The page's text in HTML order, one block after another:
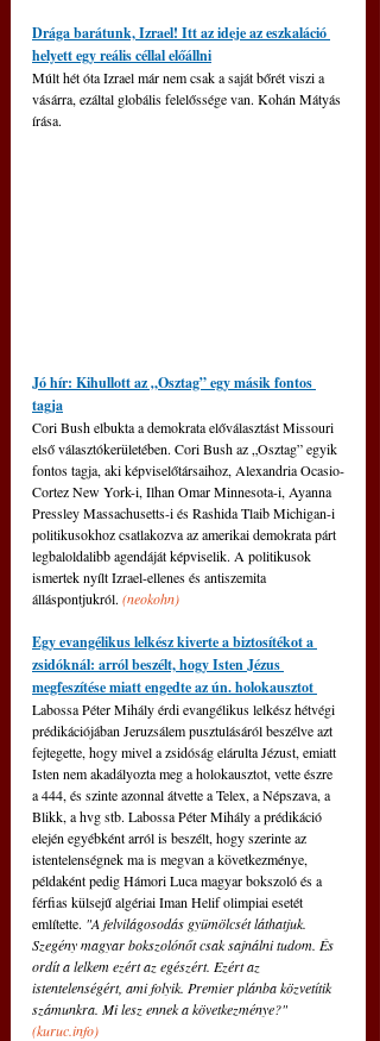
Drága barátunk, Izrael! Itt az ideje az eszkaláció
helyett egy reális céllal előállni
Múlt hét óta Izrael már nem csak a saját bőrét viszi a
vásárra, ezáltal globális felelőssége van. Kohán Mátyás
írása.
Jó hír: Kihullott az „Osztag” egy másik fontos
tagja
Cori Bush elbukta a demokrata előválasztást Missouri
első választókerületében. Cori Bush az „Osztag” egyik
fontos tagja, aki képviselőtársaihoz, Alexandria Ocasio-
Cortez New York-i, Ilhan Omar Minnesota-i, Ayanna
Pressley Massachusetts-i és Rashida Tlaib Michigan-i
politikusokhoz csatlakozva az amerikai demokrata párt
legbaloldalibb agendáját képviselik. A politikusok
ismertek nyílt Izrael-ellenes és antiszemita
álláspontjukról. (neokohn)
Egy evangélikus lelkész kiverte a biztosítékot a
zsidóknál: arról beszélt, hogy Isten Jézus
megfeszítése miatt engedte az ún. holokausztot
Labossa Péter Mihály érdi evangélikus lelkész hétvégi
prédikációjában Jeruzsálem pusztulásáról beszélve azt
fejtegette, hogy mivel a zsidóság elárulta Jézust, emiatt
Isten nem akadályozta meg a holokausztot, vette észre
a 444, és szinte azonnal átvette a Telex, a Népszava, a
Blikk, a hvg stb. Labossa Péter Mihály a prédikáció
elején egyébként arról is beszélt, hogy szerinte az
istentelenségnek ma is megvan a következménye,
példaként pedig Hámori Luca magyar bokszoló és a
férfias külsejű algériai Iman Helif olimpiai esetét
említette. "A felvilágosodás gyümölcsét láthatjuk.
Szegény magyar bokszolónőt csak sajnálni tudom. És
ordít a lelkem ezért az egészért. Ezért az
istentelenségért, ami folyik. Premier plánba közvetítik
számunkra. Mi lesz ennek a következménye?"
(kuruc.info)